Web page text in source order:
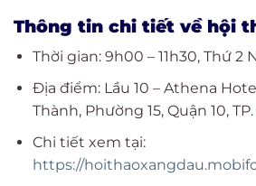
Thông tin chi tiết về hội
Thời gian: 9h00 – 11h30, Thứ 2
Địa điểm: Lầu 10 – Athena
Thành, Phường 15, Quận 10,
Chi tiết xem tại:
https://